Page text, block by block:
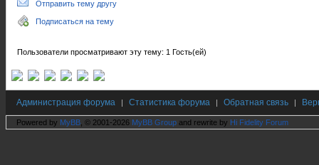
Отправить тему другу
Подписаться на тему
Пользователи просматривают эту тему: 1 Гость(ей)
Администрация форума | Статистика форума | Обратная связь |
Powered by MyBB , © 2001-2026 MyBB Group and rewrite by Hi Fidelity Forum